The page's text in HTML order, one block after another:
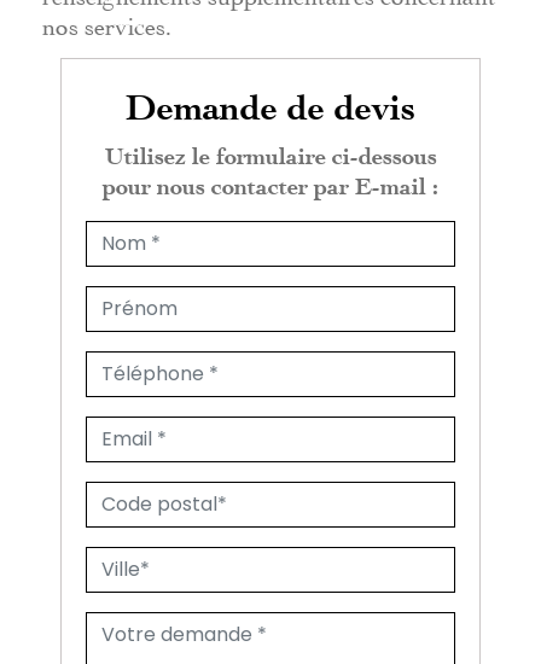
nos services.
Demande de devis
Utilisez le formulaire ci-dessous
pour nous contacter par E-mail :